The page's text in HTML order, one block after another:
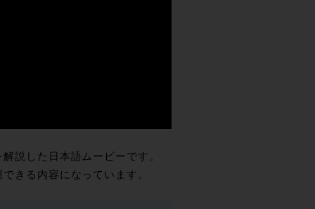
説した日本語ムービーです。
きる内容になっています。